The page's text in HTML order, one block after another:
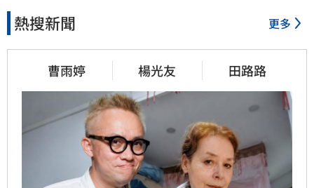
熱搜新聞 更多
曹雨婷 楊光友 田路路